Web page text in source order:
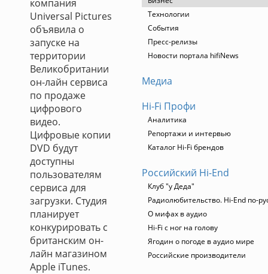
компания
Universal Pictures
объявила о
запуске на
территории
Великобритании
он-лайн сервиса
по продаже
цифрового
видео.
Цифровые копии
DVD будут
доступны
пользователям
сервиса для
загрузки. Студия
планирует
конкурировать с
британским он-
лайн магазином
Apple iTunes.
Технологии
События
Пресс-релизы
Новости портала hifiNews
Медиа
Hi-Fi Профи
Аналитика
Репортажи и интервью
Каталог Hi-Fi брендов
Российский Hi-End
Клуб "у Деда"
Радиолюбительство. Hi-End по-
О мифах в аудио
Hi-Fi с ног на голову
Ягодин о погоде в аудио мире
Российские производители